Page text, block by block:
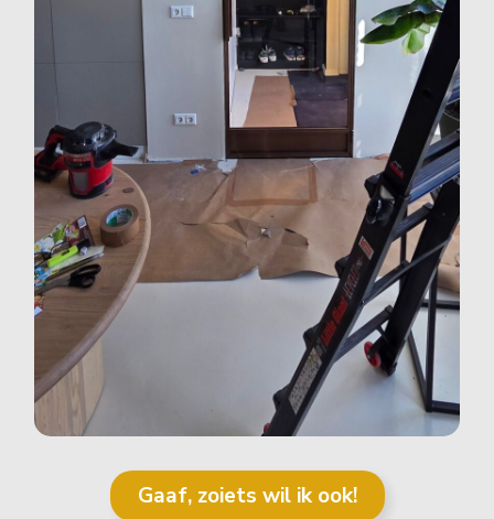
Gaaf, zoiets wil ik ook!